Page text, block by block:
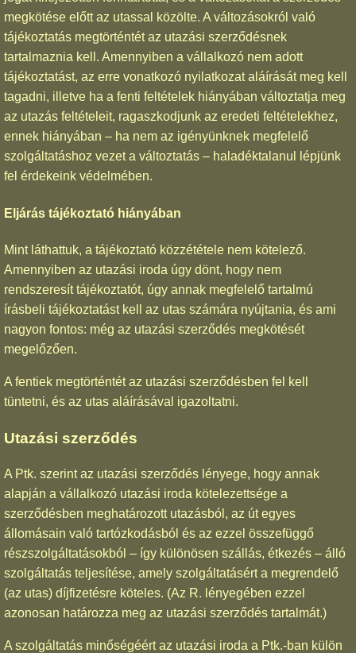
megkötése előtt az utassal közölte. A változásokról való
tájékoztatás megtörténtét az utazási szerződésnek
tartalmaznia kell. Amennyiben a vállalkozó nem adott
tájékoztatást, az erre vonatkozó nyilatkozat aláírását meg kell
tagadni, illetve ha a fenti feltételek hiányában változtatja meg
az utazás feltételeit, ragaszkodjunk az eredeti feltételekhez,
ennek hiányában – ha nem az igényünknek megfelelő
szolgáltatáshoz vezet a változtatás – haladéktalanul lépjünk
fel érdekeink védelmében.
Eljárás tájékoztató hiányában
Mint láthattuk, a tájékoztató közzététele nem kötelező.
Amennyiben az utazási iroda úgy dönt, hogy nem
rendszeresít tájékoztatót, úgy annak megfelelő tartalmú
írásbeli tájékoztatást kell az utas számára nyújtania, és ami
nagyon fontos: még az utazási szerződés megkötését
megelőzően.
A fentiek megtörténtét az utazási szerződésben fel kell
tüntetni, és az utas aláírásával igazoltatni.
Utazási szerződés
A Ptk. szerint az utazási szerződés lényege, hogy annak
alapján a vállalkozó utazási iroda kötelezettsége a
szerződésben meghatározott utazásból, az út egyes
állomásain való tartózkodásból és az ezzel összefüggő
részszolgáltatásokból – így különösen szállás, étkezés – álló
szolgáltatás teljesítése, amely szolgáltatásért a megrendelő
(az utas) díjfizetésre köteles. (Az R. lényegében ezzel
azonosan határozza meg az utazási szerződés tartalmát.)
A szolgáltatás minőségéért az utazási iroda a Ptk.-ban külön